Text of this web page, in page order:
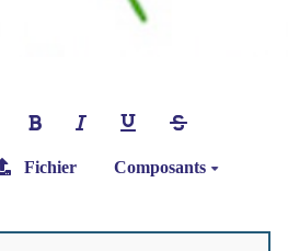
Fichier Composants